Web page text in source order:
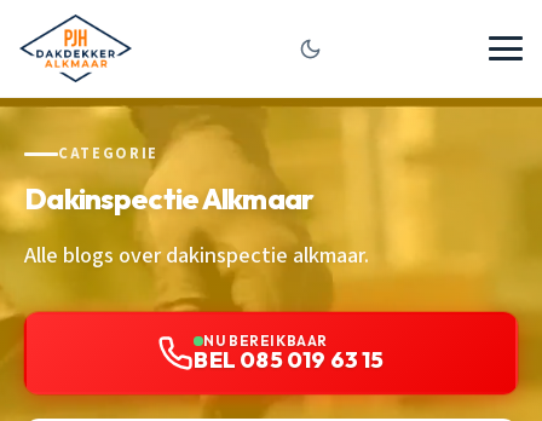
CATEGORIE
Dakinspectie Alkmaar
Alle blogs over dakinspectie alkmaar.
NU BEREIKBAAR
BEL 085 019 63 15